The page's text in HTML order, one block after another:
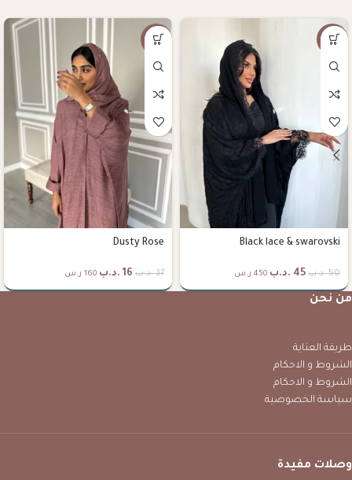
-10%
Black lace & swarovski
50 .د.ب 45 .د.ب 450 ر.س
-57%
Dusty Rose
37 .د.ب 16 .د.ب 160 ر.س
من نحن
طريقة العناية
الشروط و الاحكام
الشروط و الاحكام
سياسة الخصوصية
وصلات مفيدة